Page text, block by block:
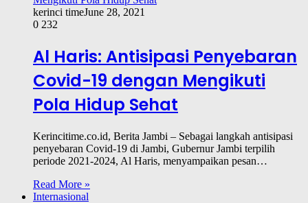
kerinci timeJune 28, 2021
0 232
Al Haris: Antisipasi Penyebaran
Covid-19 dengan Mengikuti
Pola Hidup Sehat
Kerincitime.co.id, Berita Jambi – Sebagai langkah antisipasi
penyebaran Covid-19 di Jambi, Gubernur Jambi terpilih
periode 2021-2024, Al Haris, menyampaikan pesan…
Read More »
Internasional